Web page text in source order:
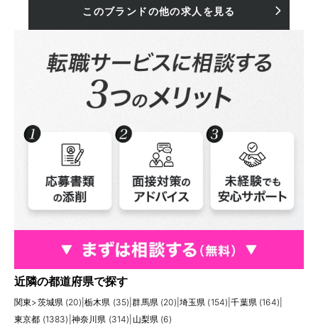
このブランドの他の求人を見る
近隣の都道府県で探す
関東>茨城県 (20) 栃木県 (35) |群馬県 (20) 埼玉県 (154) |千葉県 (164)
東京都 (1383) 神奈川県 (314) 山梨県 (6)